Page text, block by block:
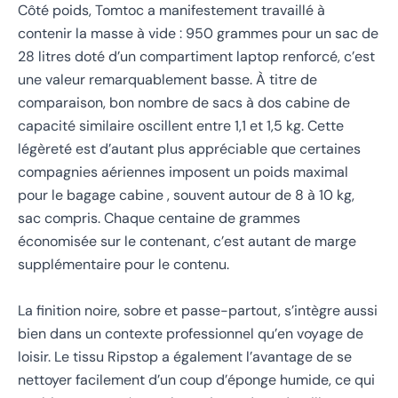
Côté poids, Tomtoc a manifestement travaillé à
contenir la masse à vide : 950 grammes pour un sac de
28 litres doté d’un compartiment laptop renforcé, c’est
une valeur remarquablement basse. À titre de
comparaison, bon nombre de sacs à dos cabine de
capacité similaire oscillent entre 1,1 et 1,5 kg. Cette
légèreté est d’autant plus appréciable que certaines
compagnies aériennes imposent un poids maximal
pour le bagage cabine , souvent autour de 8 à 10 kg,
sac compris. Chaque centaine de grammes
économisée sur le contenant, c’est autant de marge
supplémentaire pour le contenu.
La finition noire, sobre et passe-partout, s’intègre aussi
bien dans un contexte professionnel qu’en voyage de
loisir. Le tissu Ripstop a également l’avantage de se
nettoyer facilement d’un coup d’éponge humide, ce qui